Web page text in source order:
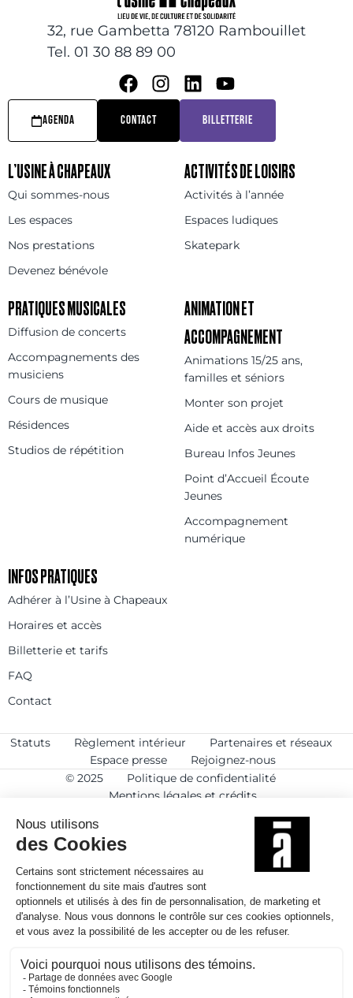
32, rue Gambetta 78120 Rambouillet
Tel. 01 30 88 89 00
AGENDA CONTACT BILLETTERIE
L’USINE À CHAPEAUX
Qui sommes-nous
Les espaces
Nos prestations
Devenez bénévole
ACTIVITÉS DE LOISIRS
Activités à l’année
Espaces ludiques
Skatepark
PRATIQUES MUSICALES
Diffusion de concerts
Accompagnements des
musiciens
Cours de musique
Résidences
Studios de répétition
ANIMATION ET
ACCOMPAGNEMENT
Animations 15/25 ans,
familles et séniors
Monter son projet
Aide et accès aux droits
Bureau Infos Jeunes
Point d’Accueil Écoute
Jeunes
Accompagnement
numérique
INFOS PRATIQUES
Adhérer à l’Usine à Chapeaux
Horaires et accès
Billetterie et tarifs
FAQ
Contact
Statuts Règlement intérieur
Partenaires et réseaux
Espace presse
Rejoignez-nous
© 2025
Politique de confidentialité
Mentions légales et crédits